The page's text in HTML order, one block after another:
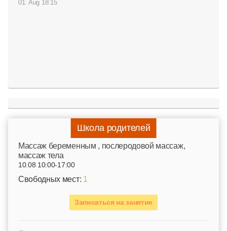
01. Aug 18:15
Школа родителей
Mассаж беременным , послеродовой массаж,
массаж тела
10.08 10:00-17:00
Свободных мест: 1
Записаться на занятие